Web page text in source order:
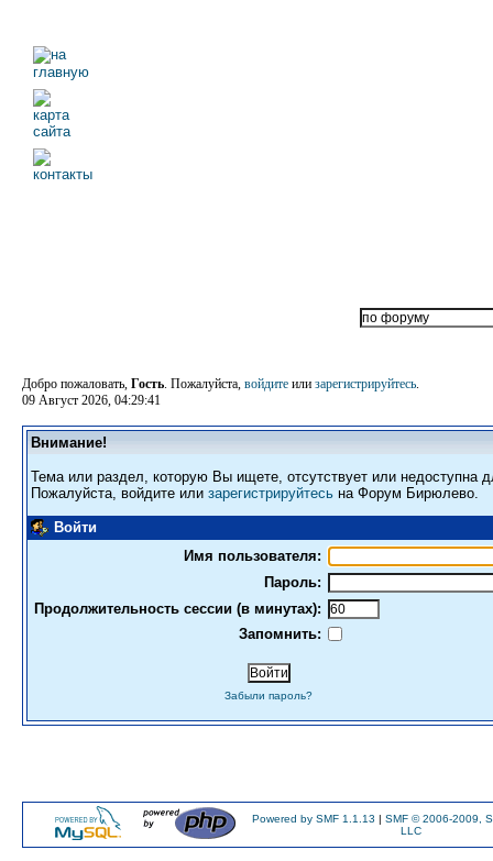
Добро пожаловать, Гость. Пожалуйста, войдите или зарегистрируйтесь.
09 Август 2026, 04:29:41
Внимание!
Тема или раздел, которую Вы ищете, отсутствует или недоступна
Пожалуйста, войдите или зарегистрируйтесь на Форум Бирюлево.
Войти
Имя пользователя:
Пароль:
Продолжительность сессии (в минутах):
Запомнить:
Забыли пароль?
Powered by SMF 1.1.13 | SMF © 2006-2009,
LLC